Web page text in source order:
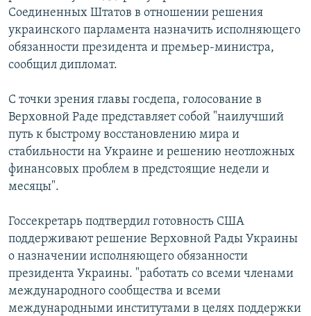
Соединенных Штатов в отношении решения
украинского парламента назначить исполняющего
обязанности президента и премьер-министра,
сообщил дипломат.
С точки зрения главы госдепа, голосование в
Верховной Раде представляет собой "наилучший
путь к быстрому восстановлению мира и
стабильности на Украине и решению неотложных
финансовых проблем в предстоящие недели и
месяцы".
Госсекретарь подтвердил готовность США
поддерживают решение Верховной Рады Украины
о назначении исполняющего обязанности
президента Украины. "работать со всеми членами
международного сообщества и всеми
международными институтами в целях поддержки